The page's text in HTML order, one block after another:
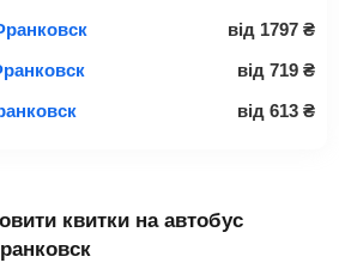
від 1797 ₴
від 719 ₴
від 613 ₴
квитки на автобус